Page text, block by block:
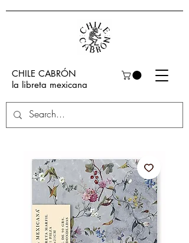
CHILE CABRÓN
la libreta mexicana